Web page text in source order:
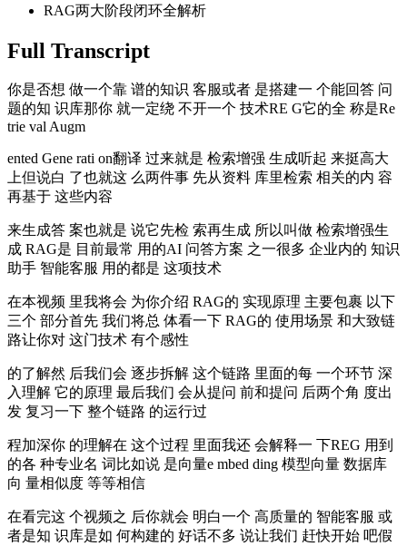
RAG两大阶段闭环全解析
Full Transcript
你是否想 做一个靠 谱的知识 客服或者 是搭建一 个能回答 问
题的知 识库那你 就一定绕 不开一个 技术RE G它的全 称是Re
trie val Augm
ented Gene rati on翻译 过来就是 检索增强 生成听起 来挺高大
上但说白 了也就这 么两件事 先从资料 库里检索 相关的内 容
再基于 这些内容
来生成答 案也就是 说它先检 索再生成 所以叫做 检索增强生
成 RAG是 目前最常 用的AI 问答方案 之一很多 企业内的 知识
助手 智能客服 用的都是 这项技术
在本视频 里我将会 为你介绍 RAG的 实现原理 主要包裹 以下
三个 部分首先 我们将总 体看一下 RAG的 使用场景 和大致链
路让你对 这门技术 有个感性
的了解然 后我们会 逐步拆解 这个链路 里面的每 一个环节 深
入理解 它的原理 最后我们 会从提问 前和提问 后两个角 度出
发 复习一下 整个链路 的运行过
程加深你 的理解在 这个过程 里面我还 会解释一 下REG 用到
的各 种专业名 词比如说 是向量e mbed ding 模型向量 数据库
向 量相似度 等等相信
在看完这 个视频之 后你就会 明白一个 高质量的 智能客服 或
者是知 识库是如 何构建的 好话不多 说让我们 赶快开始 吧假